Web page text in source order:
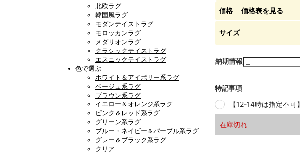
北欧ラグ
韓国風ラグ
モダンテイストラグ
モロッカンラグ
メダリオンラグ
クラシックテイストラグ
エスニックテイストラグ
色で選ぶ
ホワイト＆アイボリー系ラグ
ベージュ系ラグ
ブラウン系ラグ
イエロー＆オレンジ系ラグ
ピンク＆レッド系ラグ
グリーン系ラグ
ブルー・ネイビー＆パープル系ラグ
グレー＆ブラック系ラグ
クリア
価格 価格表を見る
サイズ
納期情報
特記事項
【12-14時は指定不可】
在庫切れ